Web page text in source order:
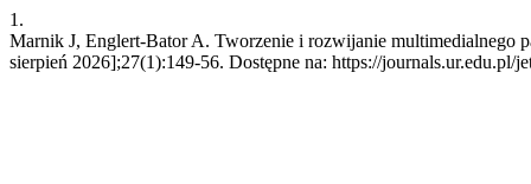
1.
Marnik J, Englert-Bator A. Tworzenie i rozwijanie multimedialnego
sierpień 2026];27(1):149-56. Dostępne na: https://journals.ur.edu.pl/